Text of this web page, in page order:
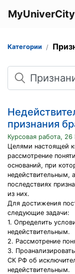
MyUniverCity
Категории
Поиск
признания
Курсовая работа,
Целями настоящей
рассмотрение
оснований, при
недействительным,
последствиях
из них.
Для достижения
следующие задачи:
1. Определить
недействительным.
2. Рассмотрение
3.
СК РФ об
недействительным.